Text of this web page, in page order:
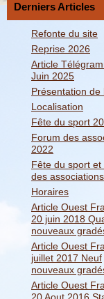
Derniers Articles
Refonte du site
Reprise 2026
Article
Juin 2025
Présentation de
Localisation
Fête du sport
Forum des
2022
Fête du sport et
des
Horaires
Article Ouest
20 juin 2018
nouveaux
Article Ouest
juillet 2017 Neuf
nouveaux
Article Ouest